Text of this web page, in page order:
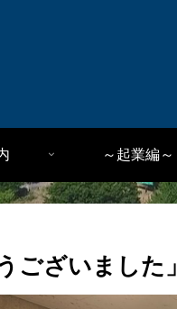
～起業編～
ございました」